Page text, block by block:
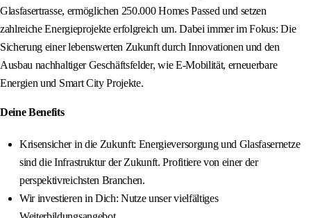
Glasfasertrasse, ermöglichen 250.000 Homes Passed und setzen
zahlreiche Energieprojekte erfolgreich um. Dabei immer im Fokus: Die
Sicherung einer lebenswerten Zukunft durch Innovationen und den
Ausbau nachhaltiger Geschäftsfelder, wie E-Mobilität, erneuerbare
Energien und Smart City Projekte.
Deine Benefits
Krisensicher in die Zukunft: Energieversorgung und Glasfasernetze
sind die Infrastruktur der Zukunft. Profitiere von einer der
perspektivreichsten Branchen.
Wir investieren in Dich: Nutze unser vielfältiges